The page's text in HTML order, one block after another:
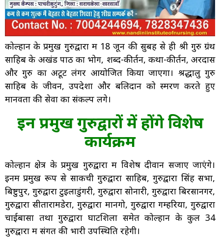
कोल्हान के प्रमुख गुरुद्वारों में 18 जून की सुबह से ही श्री गुरु ग्रंथ
साहिब के अखंड पाठ का भोग, शब्द-कीर्तन, कथा-कीर्तन, अरदास
और गुरु का अटूट लंगर आयोजित किया जाएगा। श्रद्धालु गुरु
साहिब के जीवन, उपदेशों और बलिदान को स्मरण करते हुए
मानवता की सेवा का संकल्प लेंगे।
इन प्रमुख गुरुद्वारों में होंगे विशेष
कार्यक्रम
कोल्हान क्षेत्र के प्रमुख गुरुद्वारों में विशेष दीवान सजाए जाएंगे।
इनमें प्रमुख रूप से साकची गुरुद्वारा साहिब, गुरुद्वारा सिंह सभा,
बिष्टुपुर, गुरुद्वारा टुइलाडुंगरी, गुरुद्वारा सोनारी, गुरुद्वारा बिरसानगर,
गुरुद्वारा सीतारामडेरा, गुरुद्वारा मानगो, गुरुद्वारा गम्हरिया, गुरुद्वारा
चाईबासा तथा गुरुद्वारा घाटशिला समेत कोल्हान के कुल 34
गुरुद्वारों में संगत की भारी उपस्थिति रहेगी।